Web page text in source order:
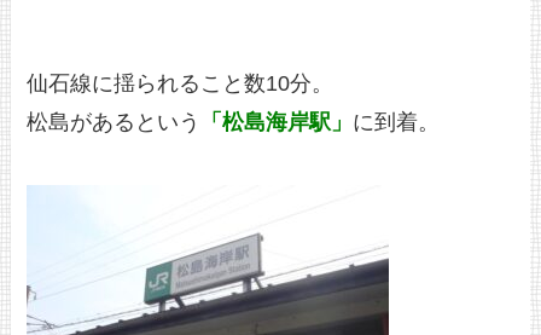
仙石線に揺られること数10分。
松島があるという
「松島海岸駅」 に到着。